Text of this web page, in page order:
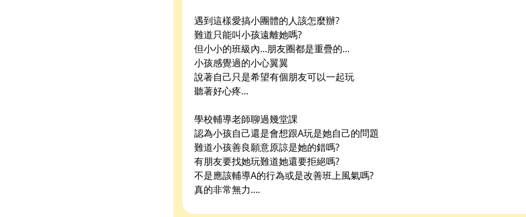
遇到這樣愛搞小團體的人該怎麼辦?
難道只能叫小孩遠離她嗎?
但小小的班級內...朋友圈都是重疊的...
小孩感覺過的小心翼翼
說著自己只是希望有個朋友可以一起玩
聽著好心疼...
學校輔導老師聊過幾堂課
認為小孩自己還是會想跟A玩是她自己的問題
難道小孩善良願意原諒是她的錯嗎?
有朋友要找她玩難道她還要拒絕嗎?
不是應該輔導A的行為或是改善班上風氣嗎?
真的非常無力....